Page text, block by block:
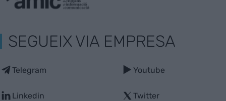
SEGUEIX VIA EMPRESA
Telegram
Linkedin
Youtube
Twitter